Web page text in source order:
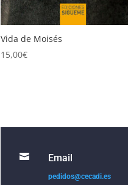
Vida de Moisés
15,00€
 Email
pedidos@cecadi.es